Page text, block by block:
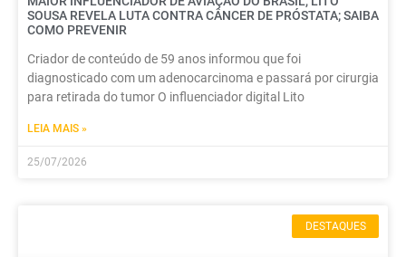
SOUSA REVELA LUTA CONTRA CÂNCER DE PRÓSTATA; SAIBA
COMO PREVENIR
Criador de conteúdo de 59 anos informou que foi
diagnosticado com um adenocarcinoma e passará por cirurgia
para retirada do tumor O influenciador digital Lito
LEIA MAIS »
25/07/2026
DESTAQUES